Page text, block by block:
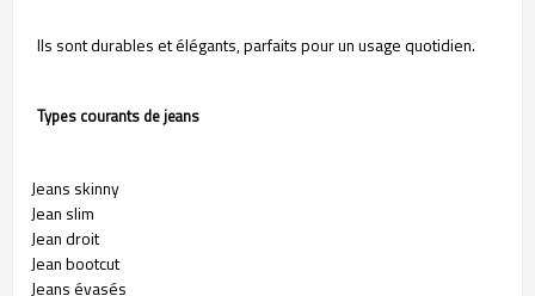
Ils sont durables et élégants, parfaits pour un usage quotidien.
Types courants de jeans
Jeans skinny
Jean slim
Jean droit
Jean bootcut
Jeans évasés